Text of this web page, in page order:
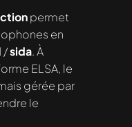
permet
en
/sida. À
ELSA, le
gérée par
le